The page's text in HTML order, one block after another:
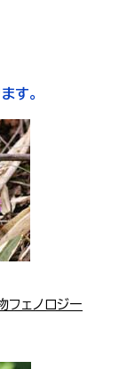
す。
フェノロジー